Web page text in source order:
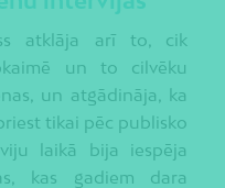
atklāja arī to, cik
un to cilvēku
un atgādināja, ka
tikai pēc publisko
laikā bija iespēja
kas gadiem dara